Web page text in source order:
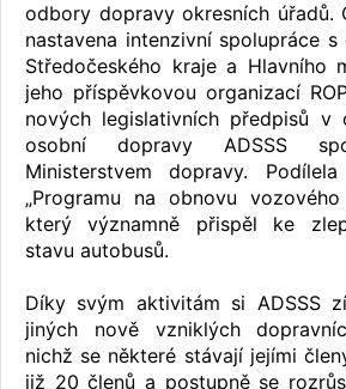
odbory dopravy okresních úřadů.
nastavena intenzivní spolupráce
Středočeského kraje a Hlavního
jeho příspěvkovou organizací
nových legislativních předpisů v
osobní dopravy ADSSS
Ministerstvem dopravy.
„Programu na obnovu
který významně přispěl ke
stavu autobusů.
Díky svým aktivitám si ADSSS
jiných nově vzniklých
nichž se některé stávají jejími
již 20 členů a postupně se